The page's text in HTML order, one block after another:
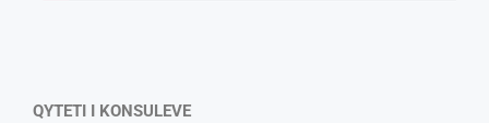
QYTETI I KONSULEVE